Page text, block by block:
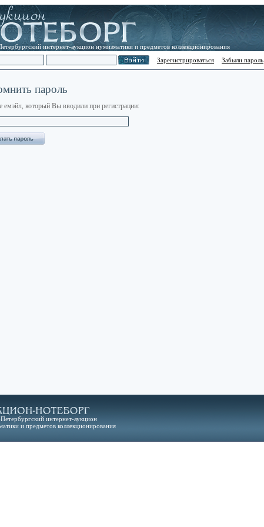
интернет-аукцион нумизматики и предметов коллекционирования
Зарегистрироваться Забыли пароль
пароль
емэйл, который Вы вводили при регистрации:
интернет-аукцион
и предметов коллекционирования